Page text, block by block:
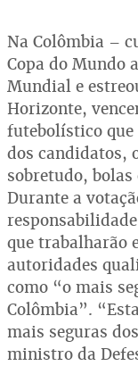
Na Colômbia –
Copa do Mundo
Mundial e
Horizonte,
futebolístico que
dos candidatos,
sobretudo,
Durante a
que trabalharão
autoridades
como “o mais
Colômbia”.
mais seguras
ministro da